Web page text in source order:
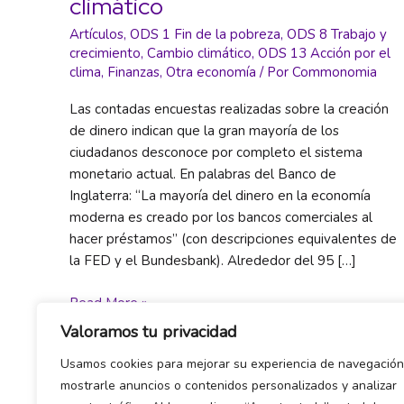
Valoramos tu privacidad
Usamos cookies para mejorar su experiencia de
mostrarle anuncios o contenidos personalizados y analizar
climático
Artículos, ODS 1 Fin de la pobreza, ODS 8 Trabajo y
crecimiento, Cambio climático, ODS 13 Acción por el
clima, Finanzas, Otra economía / Por Commonomia
Las contadas encuestas realizadas sobre la creación
de dinero indican que la gran mayoría de los
ciudadanos desconoce por completo el sistema
monetario actual. En palabras del Banco de
Inglaterra: “La mayoría del dinero en la economía
moderna es creado por los bancos comerciales al
hacer préstamos” (con descripciones equivalentes de
la FED y el Bundesbank). Alrededor del 95 […]
Cómo
crean
dinero
los
Read More »